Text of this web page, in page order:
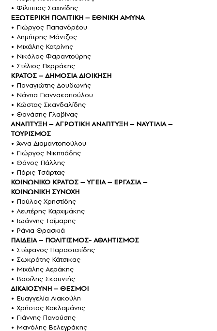
• Φίλιππος Σαχινίδης
ΕΞΩΤΕΡΙΚΗ ΠΟΛΙΤΙΚΗ – ΕΘΝΙΚΗ ΑΜΥΝΑ
• Γιώργος Παπανδρέου
• Δημήτρης Μάντζος
• Μιχάλης Κατρίνης
• Νικόλας Φαραντούρης
• Στέλιος Περράκης
ΚΡΑΤΟΣ – ΔΗΜΟΣΙΑ ΔΙΟΙΚΗΣΗ
• Παναγιώτης Δουδωνής
• Νάντια Γιαννακοπούλου
• Κώστας Σκανδαλίδης
• Θανάσης Γλαβίνας
ΑΝΑΠΤΥΞΗ – ΑΓΡΟΤΙΚΗ ΑΝΑΠΤΥΞΗ – ΝΑΥΤΙΛΙΑ –
ΤΟΥΡΙΣΜΟΣ
• Άννα Διαμαντοπούλου
• Γιώργος Νικητιάδης
• Θάνος Πάλλης
• Πάρις Τσάρτας
ΚΟΙΝΩΝΙΚΟ ΚΡΑΤΟΣ – ΥΓΕΙΑ – ΕΡΓΑΣΙΑ –
ΚΟΙΝΩΝΙΚΗ ΣΥΝΟΧΗ
• Παύλος Χρηστίδης
• Λευτέρης Καρχιμάκης
• Ιωάννης Τσίμαρης
• Ράνια Θρασκιά
ΠΑΙΔΕΙΑ – ΠΟΛΙΤΙΣΜΟΣ- ΑΘΛΗΤΙΣΜΟΣ
• Στέφανος Παραστατίδης
• Σωκράτης Κάτσικας
• Μιχάλης Αεράκης
• Βασίλης Σκουντής
ΔΙΚΑΙΟΣΥΝΗ – ΘΕΣΜΟΙ
• Ευαγγελία Λιακούλη
• Χρήστος Κακλαμάνης
• Γιάννης Πανούσης
• Μανόλης Βελεγράκης